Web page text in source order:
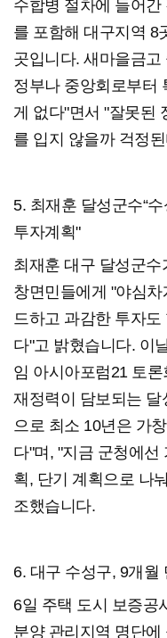
수합병 절차에 들어
를 포함해 대구지역 8
곳입니다. 새마을금
정부나 중앙회로부터
게 없다"면서 "잘못된
를 입지 않을까 걱정
5. 최재훈 달성군수“
투자계획"
최재훈 대구 달성군
창면민들에게 "야심차
드하고 과감한 투자
다"고 밝혔습니다. 이
임 아시아포럼21 토
재정력이 담보되는
으로 최소 10년은 가
다"며, "지금 군청에선
획, 단기 계획으로 나
조했습니다.
6. 대구 수성구, 9개월
6일 주택 도시 보증공
분양 관리지역 명단